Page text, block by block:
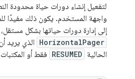
لتفعيل إنشاء دورات حياة محدودة
واجهة المستخدم. يكون ذلك مفيدًا
إلى إدارة دورات حياتها بشكل
HorizontalPager الذي يريد
الحالية RESUMED فقط أو